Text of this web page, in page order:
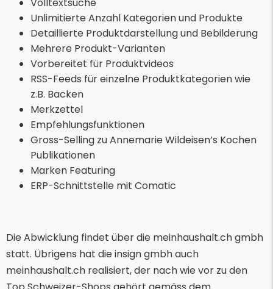
Unlimitierte Anzahl Kategorien und Produkte
Detaillierte Produktdarstellung und Bebilderung
Mehrere Produkt-Varianten
Vorbereitet für Produktvideos
RSS-Feeds für einzelne Produktkategorien wie
z.B. Backen
Merkzettel
Empfehlungsfunktionen
Gross-Selling zu Annemarie Wildeisen’s Kochen
Publikationen
Marken Featuring
ERP-Schnittstelle mit Comatic
Die Abwicklung findet über die meinhaushalt.ch gmbh
statt. Übrigens hat die insign gmbh auch
meinhaushalt.ch realisiert, der nach wie vor zu den